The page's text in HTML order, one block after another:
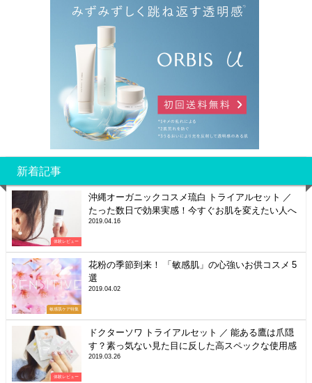
新着記事
体験レビュー
沖縄オーガニックコスメ琉白 トライアルセット ／
たった数日で効果実感！今すぐお肌を変えたい人へ
2019.04.16
敏感肌ケア特集
花粉の季節到来！ 「敏感肌」の心強いお供コスメ 5
選
2019.04.02
体験レビュー
ドクターソワ トライアルセット ／ 能ある鷹は爪隠
す？素っ気ない見た目に反した高スペックな使用感
2019.03.26